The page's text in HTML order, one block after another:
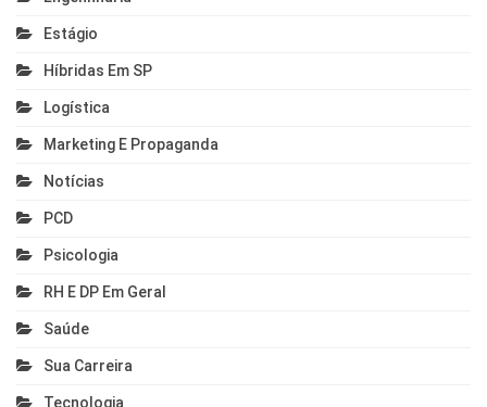
Estágio
Híbridas Em SP
Logística
Marketing E Propaganda
Notícias
PCD
Psicologia
RH E DP Em Geral
Saúde
Sua Carreira
Tecnologia